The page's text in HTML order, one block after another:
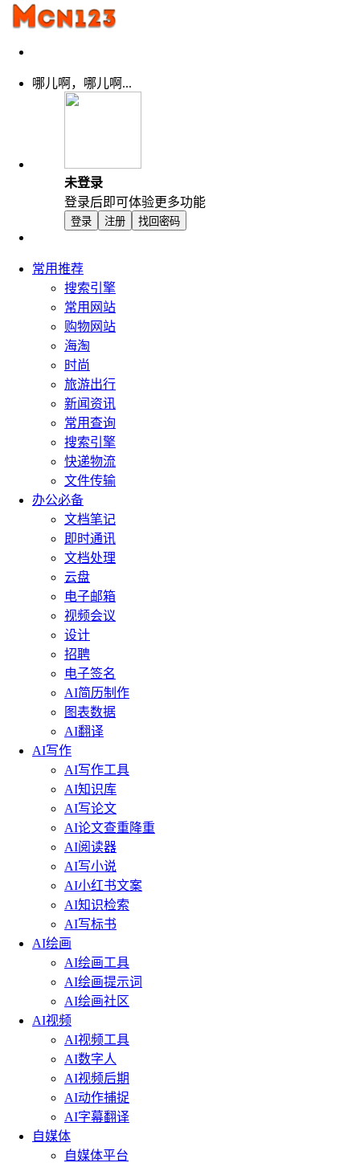
哪儿啊，哪儿啊...
未登录
登录后即可体验更多功能
登录 注册 找回密码
常用推荐
搜索引擎
常用网站
购物网站
海淘
时尚
旅游出行
新闻资讯
常用查询
搜索引擎
快递物流
文件传输
办公必备
文档笔记
即时通讯
文档处理
云盘
电子邮箱
视频会议
设计
招聘
电子签名
AI简历制作
图表数据
AI翻译
AI写作
AI写作工具
AI知识库
AI写论文
AI论文查重降重
AI阅读器
AI写小说
AI小红书文案
AI知识检索
AI写标书
AI绘画
AI绘画工具
AI绘画提示词
AI绘画社区
AI视频
AI视频工具
AI数字人
AI视频后期
AI动作捕捉
AI字幕翻译
自媒体
自媒体平台